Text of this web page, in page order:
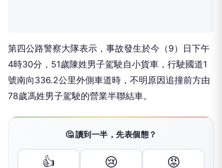
第四公路警察大隊表示，事故發生於今（9）日下午
4時30分，51歲陳姓男子駕駛自小貨車，行駛國道1
號南向336.2公里外側車道時，不明原因追撞前方由
78歲馮姓男子駕駛的營業半聯結車。